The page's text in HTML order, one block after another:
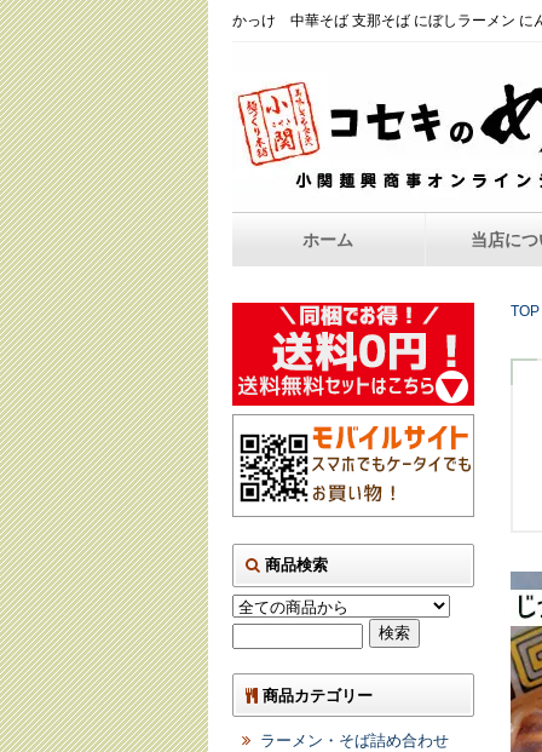
かっけ 中華そば 支那そば にぼしラーメン に
ホーム 当店に
TOP
商品検索
商品カテゴリー
ラーメン・そば詰め合わせ